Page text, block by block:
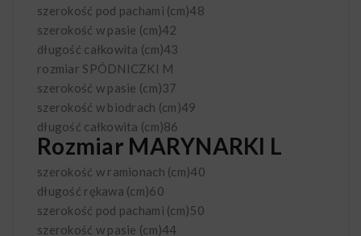
szerokość pod pachami (cm)48
szerokość w pasie (cm)42
długość całkowita (cm)43
rozmiar SPÓDNICZKI M
szerokość w pasie (cm)37
szerokość w biodrach (cm)49
długość całkowita (cm)86
Rozmiar MARYNARKI L
szerokość w ramionach (cm)40
długość rękawa (cm)60
szerokość pod pachami (cm)50
szerokość w pasie (cm)44